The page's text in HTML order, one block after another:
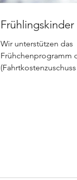
Frühlingskinder
Wir unterstützen das
Frühchenprogramm